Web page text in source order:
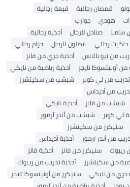
قمصان رجالية
قبعة رجالية
هودي
جوارب
سامبا صنادل للرجال
أحذية رجالية
جاكيت رجالي بنطلون للرجال
حزام رجالي
من نيو بالانس
أحذية جري من فانز
أونيتسوكا تايجر
أحذية رياضية من نايكي
من لي كوبر
شبشب من سكيتشرز
من أديداس
شبشب من فانز
أحذية نايكي
لي كوبر
شبشب من أندر آرمور
سنيكرز من سكيتشرز
من أندر آرمور
أحذية أديداس
ريبوك سنيكرز من فانز
أحذية فانز
من سكيتشرز
أحذية تدريب من ريبوك
جري من نايكي
سنيكرز من أونيتسوكا تايجر